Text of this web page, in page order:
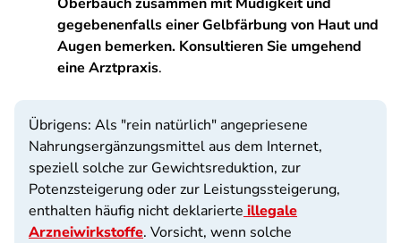
gegebenenfalls einer Gelbfärbung von Haut und
Augen bemerken. Konsultieren Sie umgehend
eine Arztpraxis.
Übrigens: Als "rein natürlich" angepriesene
Nahrungs­ergänzungsmittel aus dem Internet,
speziell solche zur Gewichtsreduktion, zur
Potenzsteigerung oder zur Leistungssteigerung,
enthalten häufig nicht deklarierte illegale
Arzneiwirkstoffe. Vorsicht, wenn solche